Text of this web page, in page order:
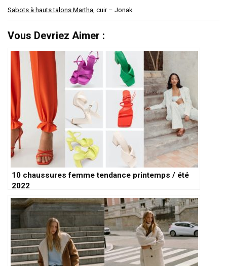
Sabots à hauts talons Martha, cuir – Jonak
Vous Devriez Aimer :
10 chaussures femme tendance printemps / été
2022